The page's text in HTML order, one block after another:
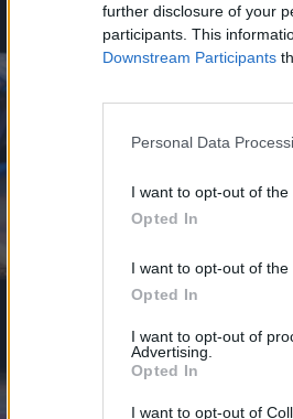
further disclosure of your
participants. This
Downstream Participants
Personal Data
I want to opt-out of the
Opted In
I want to opt-out of the
Opted In
I want to opt-out of
Advertising.
Opted In
I want to opt-out of